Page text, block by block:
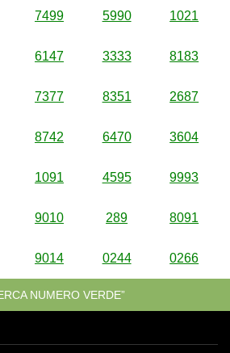
7499 5990 1021
6147 3333 8183
7377 8351 2687
8742 6470 3604
1091 4595 9993
9010 289 8091
9014 0244 0266
NUMERO VERDE”